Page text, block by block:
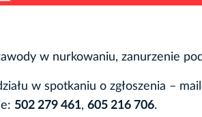
w nurkowaniu, zanurzenie
w spotkaniu o zgłoszenia –
502 279 461, 605 216 706.